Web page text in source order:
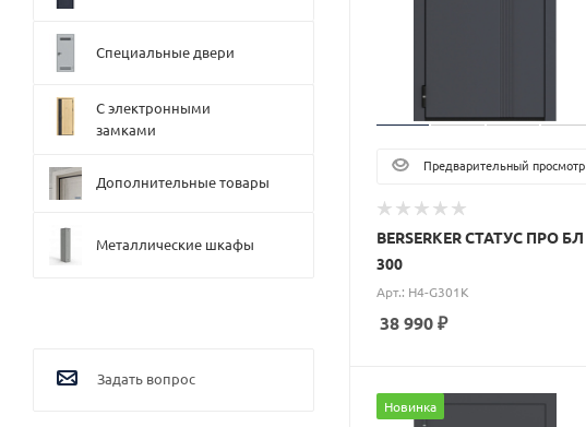
Предварительный просмотр
BERSERKER СТАТУС ПРО БЛ
300
Арт.: H4-G301K
38 990₽
Новинка
Специальные двери
С электронными
замками
Дополнительные товары
Металлические шкафы
Задать вопрос